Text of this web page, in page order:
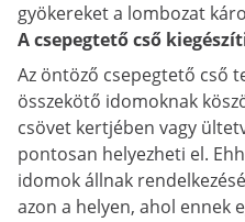
gyökereket a lombozat
A csepegtető cső
Az öntöző csepegtető cső
összekötő idomoknak
csövet kertjében vagy
pontosan helyezheti el.
idomok állnak
azon a helyen, ahol ennek